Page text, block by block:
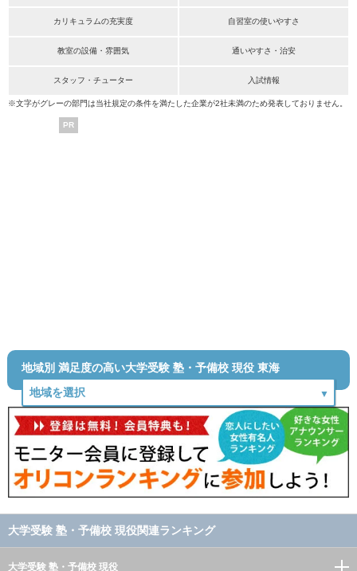
カリキュラムの充実度 自習室の使いやすさ
教室の設備・雰囲気 通いやすさ・治安
スタッフ・チューター 入試情報
※文字がグレーの部門は当社規定の条件を満たした企業が2社未満のため発表しておりません。
PR
地域別 満足度の高い大学受験 塾・予備校 現役 東海
大学受験 塾・予備校 現役関連ランキング
大学受験 塾・予備校 現役